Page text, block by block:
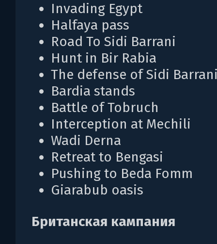
Invading Egypt
Halfaya pass
Road To Sidi Barrani
Hunt in Bir Rabia
The defense of Sidi
Bardia stands
Battle of Tobruch
Interception at Mechili
Wadi Derna
Retreat to Bengasi
Pushing to Beda Fomm
Giarabub oasis
Британская кампания